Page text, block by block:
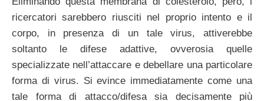
ricercatori sarebbero riusciti nel proprio intento e il
corpo, in presenza di un tale virus, attiverebbe
soltanto le difese adattive, ovverosia quelle
specializzate nell’attaccare e debellare una particolare
forma di virus. Si evince immediatamente come una
tale forma di attacco/difesa sia decisamente più